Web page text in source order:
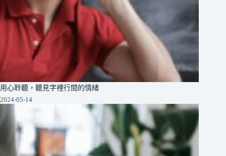
用心聆聽，聽見字裡行間的情緒
2024-05-14